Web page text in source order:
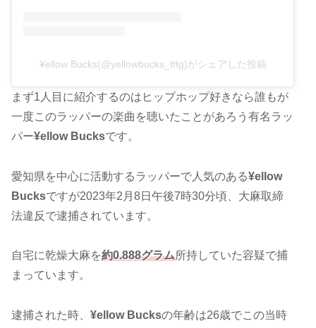
¥ellow Bucks(@yellowbucks_tttg)がシェアした投稿
まず1人目に紹介するのはヒップホップ好きなら誰もが
一度このラッパーの楽曲を聴いたことがあろう有名ラッ
パー¥ellow Bucksです。
愛知県を中心に活動するラッパーで人気のある¥ellow
Bucksですが2023年2月8日午後7時30分頃、大麻取締
法違反で逮捕されています。
自宅に乾燥大麻を約0.888グラム所持していた容疑で捕
まっています。
逮捕された時、 ¥ellow Bucksの年齢は26歳でこの当時